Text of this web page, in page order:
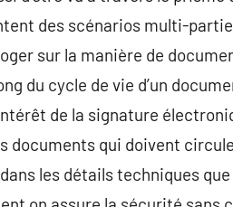
des scénarios multi-
sur la manière de
du cycle de vie d’un
de la signature
documents qui doivent
les détails techniques